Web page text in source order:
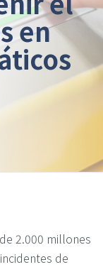
en
2.000 millones
de